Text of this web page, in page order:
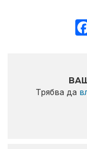
Трябва да